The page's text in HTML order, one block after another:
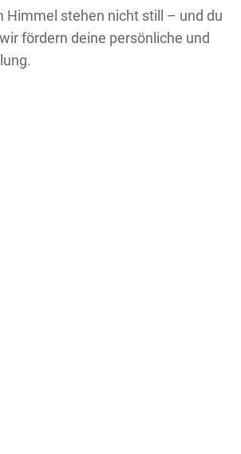
Himmel stehen nicht still – und du
fördern deine persönliche und